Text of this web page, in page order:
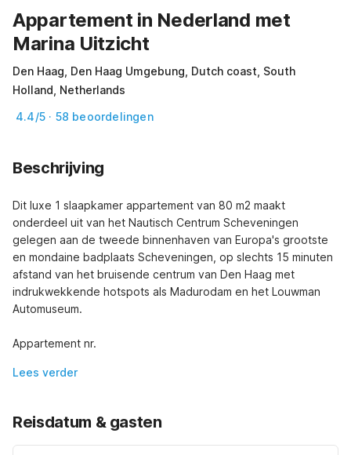
Appartement in Nederland met
Marina Uitzicht
Den Haag, Den Haag Umgebung, Dutch coast, South
Holland, Netherlands
4.4/5 · 58 beoordelingen
Beschrijving
Dit luxe 1 slaapkamer appartement van 80 m2 maakt
onderdeel uit van het Nautisch Centrum Scheveningen
gelegen aan de tweede binnenhaven van Europa's grootste
en mondaine badplaats Scheveningen, op slechts 15 minuten
afstand van het bruisende centrum van Den Haag met
indrukwekkende hotspots als Madurodam en het Louwman
Automuseum.
Appartement nr.
Lees verder
Reisdatum & gasten